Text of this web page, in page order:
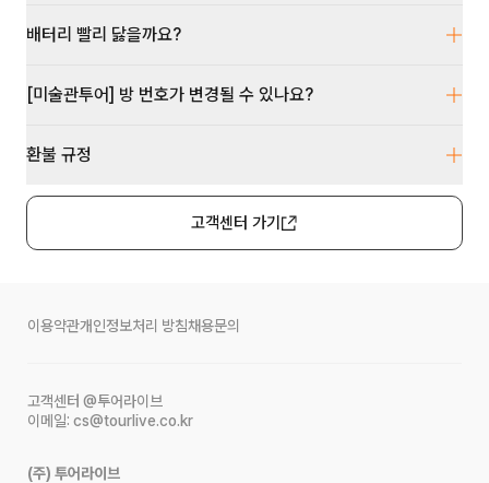
배터리 빨리 닳을까요?
[미술관투어] 방 번호가 변경될 수 있나요?
환불 규정
고객센터 가기
이용약관개인정보처리 방침채용문의
고객센터 @투어라이브
이메일: cs@tourlive.co.kr
(주) 투어라이브